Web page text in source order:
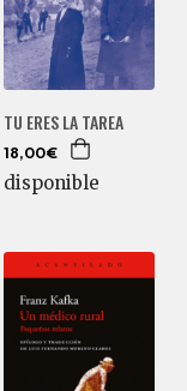
TU ERES LA TAREA
18,00€
disponible